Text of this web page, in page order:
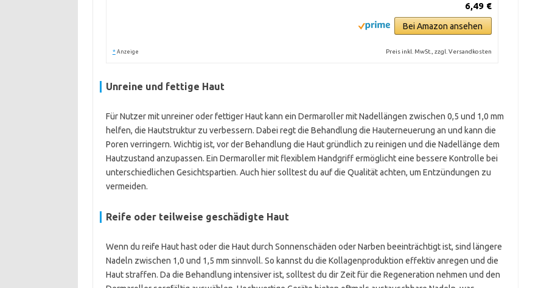
6,49 €
Bei Amazon ansehen
* Anzeige Preis inkl. MwSt., zzgl. Versandkosten
Unreine und fettige Haut
Für Nutzer mit unreiner oder fettiger Haut kann ein Dermaroller mit Nadellängen zwischen 0,5 und 1,0 mm
helfen, die Hautstruktur zu verbessern. Dabei regt die Behandlung die Hauterneuerung an und kann die
Poren verringern. Wichtig ist, vor der Behandlung die Haut gründlich zu reinigen und die Nadellänge dem
Hautzustand anzupassen. Ein Dermaroller mit flexiblem Handgriff ermöglicht eine bessere Kontrolle bei
unterschiedlichen Gesichtspartien. Auch hier solltest du auf die Qualität achten, um Entzündungen zu
vermeiden.
Reife oder teilweise geschädigte Haut
Wenn du reife Haut hast oder die Haut durch Sonnenschäden oder Narben beeinträchtigt ist, sind längere
Nadeln zwischen 1,0 und 1,5 mm sinnvoll. So kannst du die Kollagenproduktion effektiv anregen und die
Haut straffen. Da die Behandlung intensiver ist, solltest du dir Zeit für die Regeneration nehmen und den